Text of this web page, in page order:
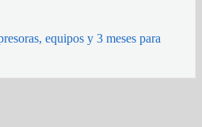
equipos y 3 meses para